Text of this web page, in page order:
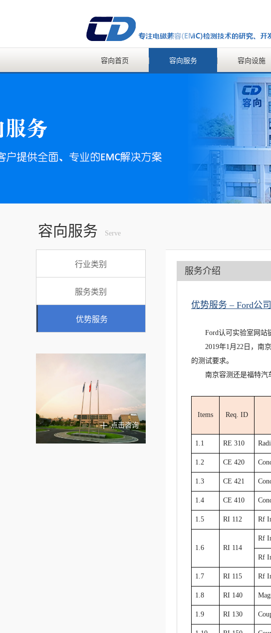
容向首页 容向服务 容向设施
容向服务 Serve
行业类别
服务类别
优势服务
点击咨询
服务介绍
优势服务 – Ford公
Ford认可实验室网站
2019年1月22日，南
的测试要求。
南京容测还是福特汽
Items Req. ID
1.1 RE 310
1.2 CE 420
1.3 CE 421
1.4 CE 410
1.5 RI 112 Rf
1.6 RI 114
Rf
Rf
1.7 RI 115 Rf
1.8 RI 140
1.9 RI 130